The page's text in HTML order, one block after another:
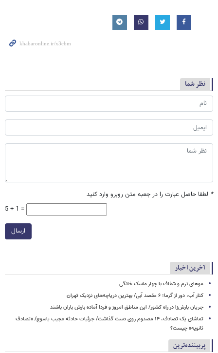
نظر شما
* لطفا حاصل عبارت را در جعبه متن روبرو وارد کنید
5 + 1 =
ارسال
آخرین اخبار
موهای نرم و شفاف با چهار ماسک خانگی
کنار آب، دور از گرما؛ ۶ مقصد آبی/ بهترین دریاچه‌های نزدیک تهران
جریان بارش‌زا در راه کشور/ این مناطق امروز و فردا آماده بارش باران باشند
تماشای یک تصادف، ۱۴ مصدوم روی دست گذاشت/ جزئیات حادثه عجیب یاسوج/ «تصادف
ثانویه» چیست؟
پربیننده‌ترین